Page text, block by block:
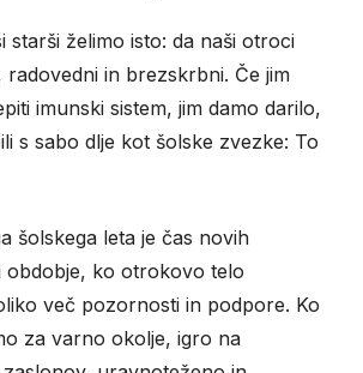
starši želimo isto: da naši otroci
radovedni in brezskrbni. Če jim
imunski sistem, jim damo darilo,
s sabo dlje kot šolske zvezke: To
šolskega leta je čas novih
obdobje, ko otrokovo telo
več pozornosti in podpore. Ko
za varno okolje, igro na